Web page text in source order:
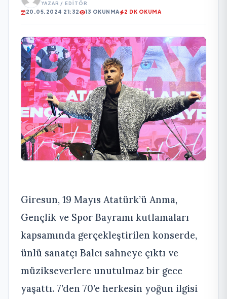
YAZAR / EDITÖR
20.05.2024 21:32 13 OKUNMA 2 DK OKUMA
Giresun, 19 Mayıs Atatürk’ü Anma,
Gençlik ve Spor Bayramı kutlamaları
kapsamında gerçekleştirilen konserde,
ünlü sanatçı Balcı sahneye çıktı ve
müzikseverlere unutulmaz bir gece
yaşattı. 7’den 70’e herkesin yoğun ilgisi